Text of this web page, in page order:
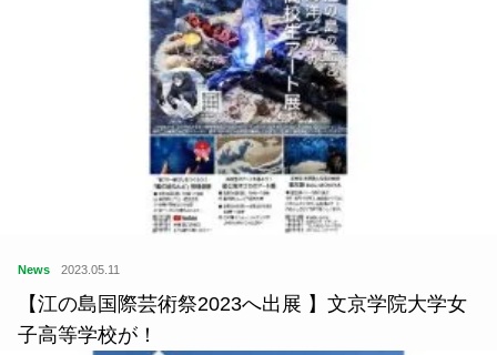
News 2023.05.11
【江の島国際芸術祭2023へ出展 】文京学院大学女
子高等学校が！